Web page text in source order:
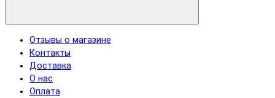
Отзывы о магазине
Контакты
Доставка
О нас
Оплата